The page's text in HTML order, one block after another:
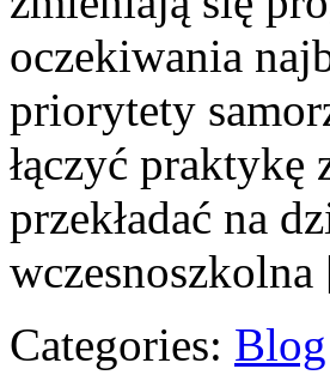
oczekiwania
priorytety
łączyć
przekładać na
Categories: Blog